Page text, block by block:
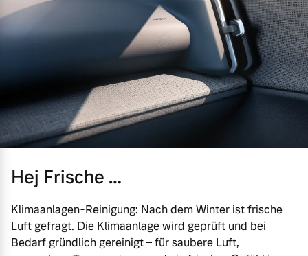
Hej Frische …
Klimaanlagen-Reinigung: Nach dem Winter ist frische
Luft gefragt. Die Klimaanlage wird geprüft und bei
Bedarf gründlich gereinigt – für saubere Luft,